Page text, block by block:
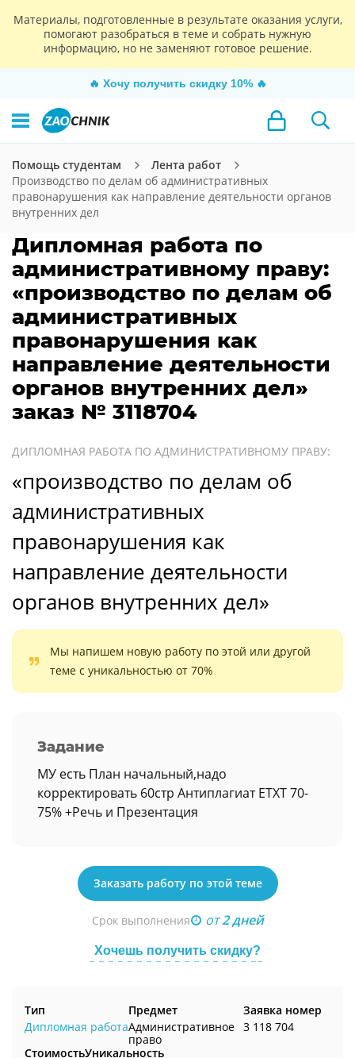
Материалы, подготовленные в результате оказания услуги,
помогают разобраться в теме и собрать нужную
информацию, но не заменяют готовое решение.
🔥 Хочу получить скидку 10% 🔥
Помощь студентам
Лента работ
Производство по делам об административных
правонарушения как направление деятельности органов
внутренних дел
Дипломная работа по
административному праву:
«производство по делам об
административных
правонарушения как
направление деятельности
органов внутренних дел»
заказ № 3118704
ДИПЛОМНАЯ РАБОТА ПО АДМИНИСТРАТИВНОМУ ПРАВУ:
«производство по делам об
административных
правонарушения как
направление деятельности
органов внутренних дел»
Мы напишем новую работу по этой или другой
теме с уникальностью от 70%
Задание
МУ есть План начальный,надо
корректировать 60стр Антиплагиат ЕТХТ 70-
75% +Речь и Презентация
Заказать работу по этой теме
Срок выполнения от2 дней
Хочешь получить скидку?
Тип
Дипломная работа
Предмет
Административное
право
Заявка номер
3 118 704
СтоимостьУникальность